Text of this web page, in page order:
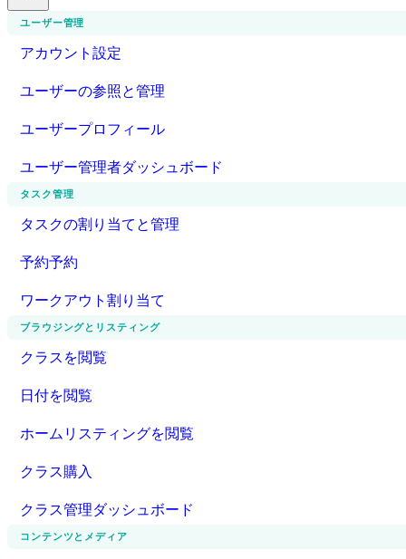
ユーザー管理
アカウント設定
ユーザーの参照と管理
ユーザープロフィール
ユーザー管理者ダッシュボード
タスク管理
タスクの割り当てと管理
予約予約
ワークアウト割り当て
ブラウジングとリスティング
クラスを閲覧
日付を閲覧
ホームリスティングを閲覧
クラス購入
クラス管理ダッシュボード
コンテンツとメディア